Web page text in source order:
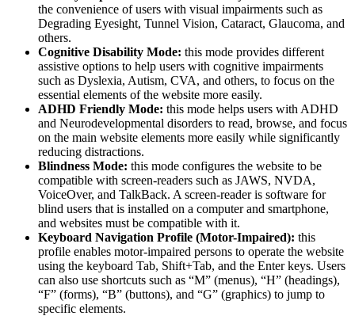
the convenience of users with visual impairments such as
Degrading Eyesight, Tunnel Vision, Cataract, Glaucoma, and
others.
Cognitive Disability Mode: this mode provides different
assistive options to help users with cognitive impairments
such as Dyslexia, Autism, CVA, and others, to focus on the
essential elements of the website more easily.
ADHD Friendly Mode: this mode helps users with ADHD
and Neurodevelopmental disorders to read, browse, and focus
on the main website elements more easily while significantly
reducing distractions.
Blindness Mode: this mode configures the website to be
compatible with screen-readers such as JAWS, NVDA,
VoiceOver, and TalkBack. A screen-reader is software for
blind users that is installed on a computer and smartphone,
and websites must be compatible with it.
Keyboard Navigation Profile (Motor-Impaired): this
profile enables motor-impaired persons to operate the website
using the keyboard Tab, Shift+Tab, and the Enter keys. Users
can also use shortcuts such as “M” (menus), “H” (headings),
“F” (forms), “B” (buttons), and “G” (graphics) to jump to
specific elements.